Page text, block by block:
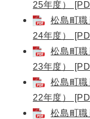
25年度）
松島町
24年度）
松島町
23年度）
松島町
22年度）
松島町